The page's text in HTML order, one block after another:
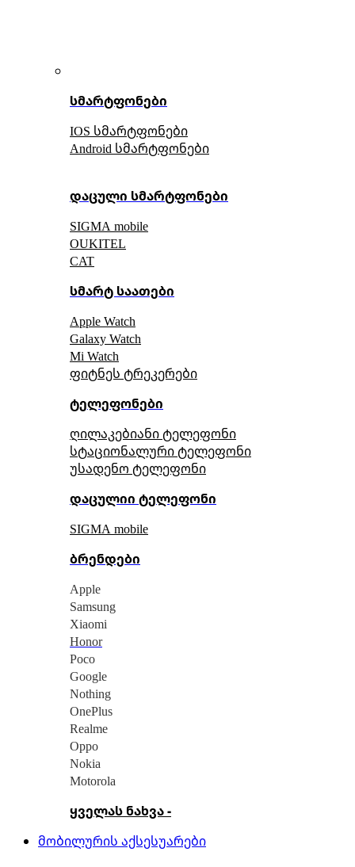
სმარტფონები
IOS სმარტფონები
Android სმარტფონები
დაცული სმარტფონები
SIGMA mobile
OUKITEL
CAT
სმარტ საათები
Apple Watch
Galaxy Watch
Mi Watch
ფიტნეს ტრეკერები
ტელეფონები
ღილაკებიანი ტელეფონი
სტაციონალური ტელეფონი
უსადენო ტელეფონი
დაცულიი ტელეფონი
SIGMA mobile
ბრენდები
Apple
Samsung
Xiaomi
Honor
Poco
Google
Nothing
OnePlus
Realme
Oppo
Nokia
Motorola
ყველას ნახვა -
მობილურის აქსესუარები